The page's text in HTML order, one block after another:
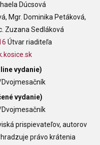
Dúcsová
Mgr. Dominika Petáková,
Zuzana Sedláková
Útvar riaditeľa
vydanie)
Dvojmesačník
vydanie)
Dvojmesačník
prispievateľov, autorov
právo krátenia